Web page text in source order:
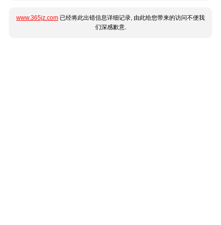
www.365jz.com 已经将此出错信息详细记录, 由此给您带来的访问不便我
们深感歉意.